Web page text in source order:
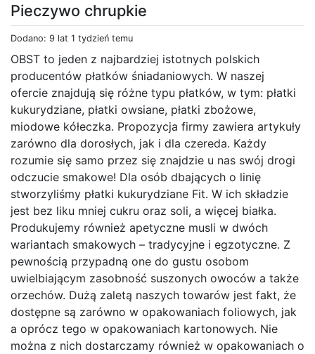
Pieczywo chrupkie
Dodano: 9 lat 1 tydzień temu
OBST to jeden z najbardziej istotnych polskich
producentów płatków śniadaniowych. W naszej
ofercie znajdują się różne typu płatków, w tym: płatki
kukurydziane, płatki owsiane, płatki zbożowe,
miodowe kółeczka. Propozycja firmy zawiera artykuły
zarówno dla dorosłych, jak i dla czereda. Każdy
rozumie się samo przez się znajdzie u nas swój drogi
odczucie smakowe! Dla osób dbających o linię
stworzyliśmy płatki kukurydziane Fit. W ich składzie
jest bez liku mniej cukru oraz soli, a więcej białka.
Produkujemy również apetyczne musli w dwóch
wariantach smakowych – tradycyjne i egzotyczne. Z
pewnością przypadną one do gustu osobom
uwielbiającym zasobność suszonych owoców a także
orzechów. Dużą zaletą naszych towarów jest fakt, że
dostępne są zarówno w opakowaniach foliowych, jak
a oprócz tego w opakowaniach kartonowych. Nie
można z nich dostarczamy również w opakowaniach o